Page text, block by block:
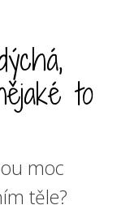
to
moc
těle?